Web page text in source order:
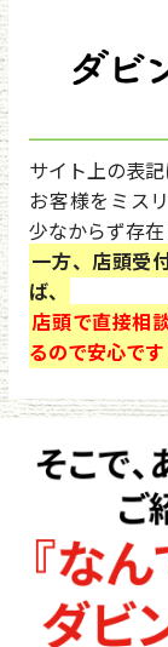
サイト上の表記
お客様をミス
少なからず存在
一方、店頭受
ば、
店頭で直接相
るので安心です